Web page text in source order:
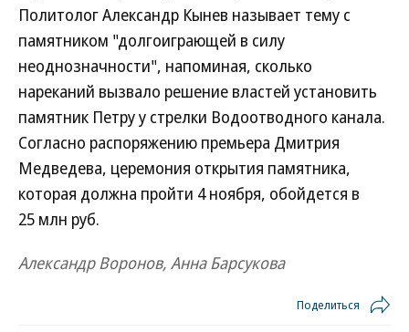
Политолог Александр Кынев называет тему с
памятником "долгоиграющей в силу
неоднозначности", напоминая, сколько
нареканий вызвало решение властей установить
памятник Петру у стрелки Водоотводного канала.
Согласно распоряжению премьера Дмитрия
Медведева, церемония открытия памятника,
которая должна пройти 4 ноября, обойдется в
25 млн руб.
Александр Воронов, Анна Барсукова
Поделиться